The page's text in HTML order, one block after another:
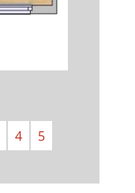
4 5